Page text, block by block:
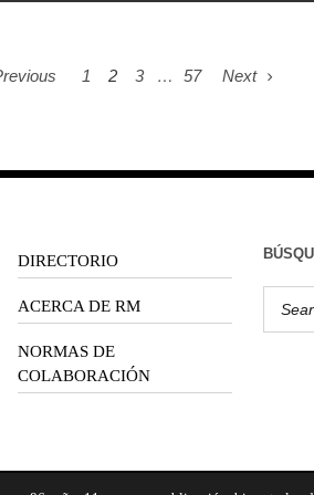
1 2 3 … 57 Next
DIRECTORIO
ACERCA DE RM
NORMAS DE
COLABORACIÓN